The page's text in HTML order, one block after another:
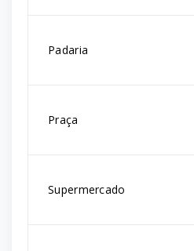
Padaria
Praça
Supermercado